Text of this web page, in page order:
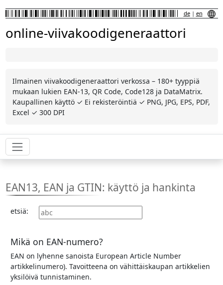
de| en
online-viivakoodigeneraattori
Ilmainen viivakoodigeneraattori verkossa – 180+ tyyppiä
mukaan lukien EAN-13, QR Code, Code128 ja DataMatrix.
Kaupallinen käyttö ✓ Ei rekisteröintiä ✓ PNG, JPG, EPS, PDF,
Excel ✓ 300 DPI
EAN13, EAN ja GTIN: käyttö ja hankinta
etsiä:
Mikä on EAN-numero?
EAN on lyhenne sanoista European Article Number
artikkelinumero). Tavoitteena on vähittäiskaupan artikkelien
yksilöivä tunnistaminen.